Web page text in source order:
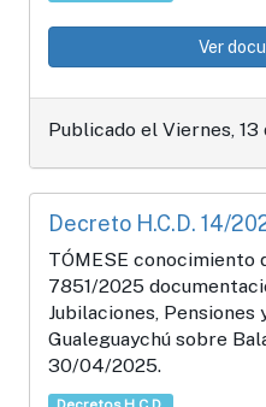
Ver
Publicado el Viernes, 13
Decreto H.C.D. 14/
TÓMESE conocimiento
7851/2025
Jubilaciones, Pensiones
Gualeguaychú sobre
30/04/2025.